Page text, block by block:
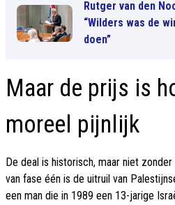
Rutger van den
“Wilders was de
doen”
Maar de prijs is
moreel pijnlijk
De deal is historisch, maar niet
van fase één is de uitruil van
een man die in 1989 een 13-jarige